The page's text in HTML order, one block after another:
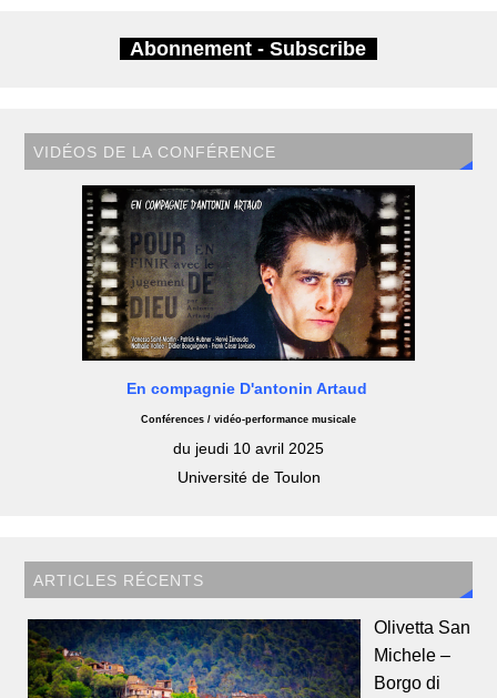
Abonnement - Subscribe
VIDÉOS DE LA CONFÉRENCE
En compagnie D'antonin Artaud
Conférences / vidéo-performance musicale
du jeudi 10 avril 2025
Université de Toulon
ARTICLES RÉCENTS
Olivetta San
Michele –
Borgo di